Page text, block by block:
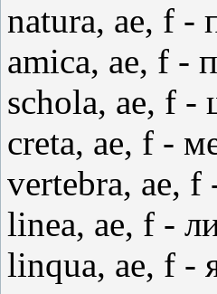
natura, ae, f -
amica, ae, f -
schola, ae, f -
creta, ae, f -
vertebra, ae, f
linea, ae, f -
linqua, ae, f -